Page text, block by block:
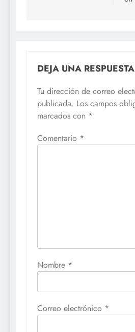
DEJA UNA RESPUESTA
Tu dirección de correo
publicada. Los campos
marcados con *
Comentario *
Nombre *
Correo electrónico *